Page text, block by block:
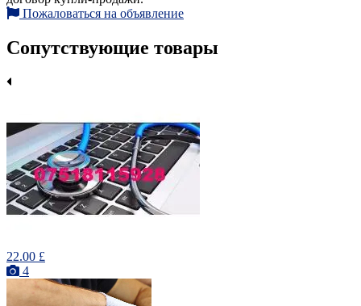
Пожаловаться на объявление
Сопутствующие товары
22.00 £
4